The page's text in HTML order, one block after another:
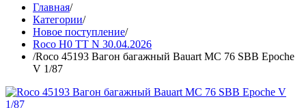
Главная/
Категории/
Новое поступление/
Roco H0 TT N 30.04.2026
/Roco 45193 Вагон багажный Bauart MC 76 SBB Epoche
V 1/87